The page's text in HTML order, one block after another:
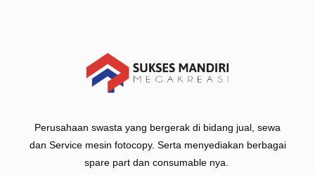
Perusahaan swasta yang bergerak di bidang jual, sewa
dan Service mesin fotocopy. Serta menyediakan berbagai
spare part dan consumable nya.